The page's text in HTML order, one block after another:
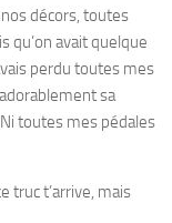
décors, toutes
qu’on avait quelque
perdu toutes mes
sa
toutes mes pédales
truc t’arrive, mais